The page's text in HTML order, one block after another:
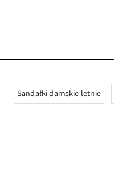
Sandałki damskie letnie